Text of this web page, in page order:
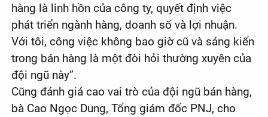
hàng là linh hồn của công ty, quyết định việc
phát triển ngành hàng, doanh số và lợi nhuận.
Với tôi, công việc không bao giờ cũ và sáng kiến
trong bán hàng là một đòi hỏi thường xuyên của
đội ngũ này”.
Cũng đánh giá cao vai trò của đội ngũ bán hàng,
bà Cao Ngọc Dung, Tổng giám đốc PNJ, cho